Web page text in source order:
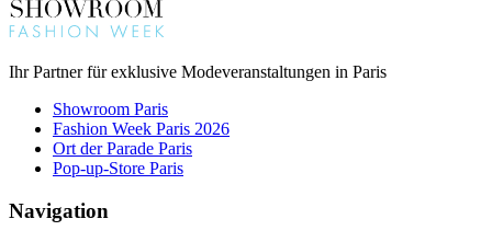
Ihr Partner für exklusive Modeveranstaltungen in Paris
Showroom Paris
Fashion Week Paris 2026
Ort der Parade Paris
Pop-up-Store Paris
Navigation